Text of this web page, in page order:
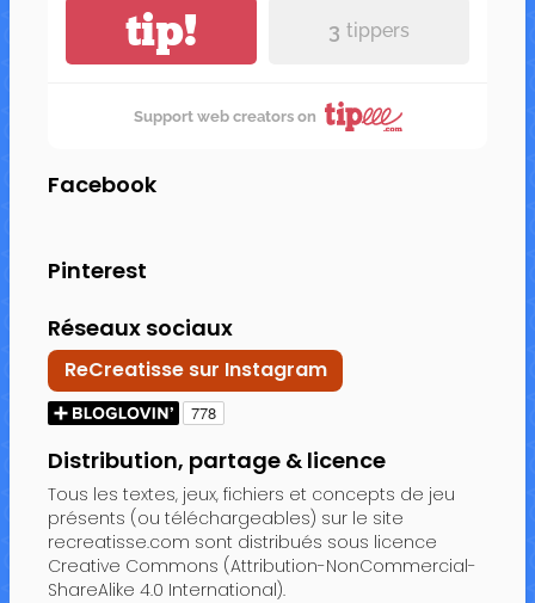
tip! 3 tippers
Support web creators on
Facebook
Pinterest
Réseaux sociaux
ReCreatisse sur Instagram
Distribution, partage & licence
Tous les textes, jeux, fichiers et concepts de jeu
présents (ou téléchargeables) sur le site
recreatisse.com sont distribués sous licence
Creative Commons (Attribution-NonCommercial-
ShareAlike 4.0 International).